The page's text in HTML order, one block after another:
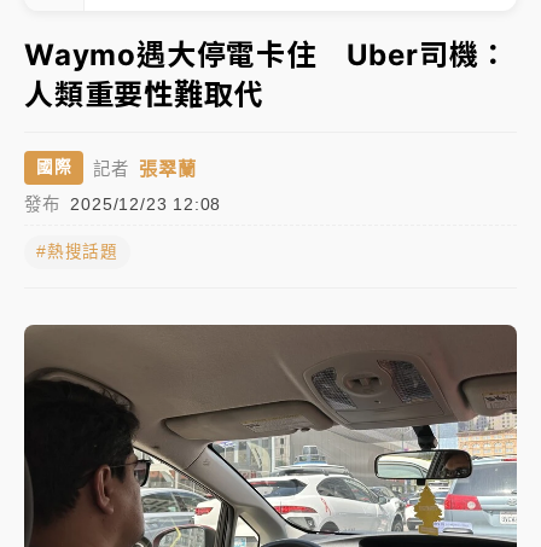
故宮《龍藏經》特展第2檔！今線上預約開賣一度塞車
周六起展出延長至晚上7時
台東農業處長涉圖利渡假村！東檢抗告成功 今重開羈
父親節泡湯了！中颱白海豚雨彈轟3天 「紅到發紫」降
雨熱區曝
及載板皆走弱
中信慈善基金會想增加董事人數！辜仲諒向法院聲請遭
駁 理由曝光
故宮《龍藏經》特展第2檔！今線上預約開賣一度塞車
周六起展出延長至晚上7時
Waymo遇大停電卡住 Uber司機：
人類重要性難取代
國際 記者 張翠蘭
發布 2025/12/23 12:08
#熱搜話題